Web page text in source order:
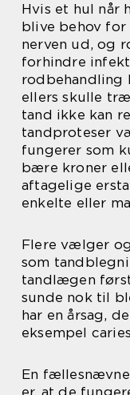
Hvis et hul når
blive behov for
nerven ud, og
forhindre
rodbehandling
ellers skulle
tand ikke kan
tandproteser
fungerer som
bære kroner
aftagelige
enkelte eller
Flere vælger
som
tandlægen
sunde nok til
har en årsag,
eksempel
En